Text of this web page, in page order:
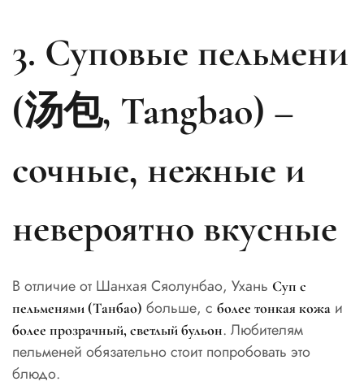
3. Суповые пельмени
(汤包, Tangbao) –
сочные, нежные и
невероятно вкусные
В отличие от Шанхая Сяолунбао, Ухань Суп с
пельменями (Танбао) больше, с более тонкая кожа и
более прозрачный, светлый бульон. Любителям
пельменей обязательно стоит попробовать это
блюдо.